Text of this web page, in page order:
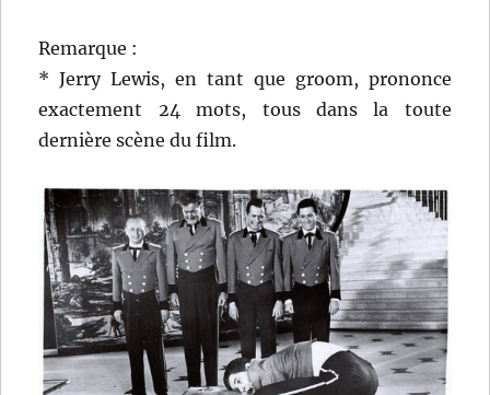
Remarque :
* Jerry Lewis, en tant que groom, prononce
exactement 24 mots, tous dans la toute
dernière scène du film.